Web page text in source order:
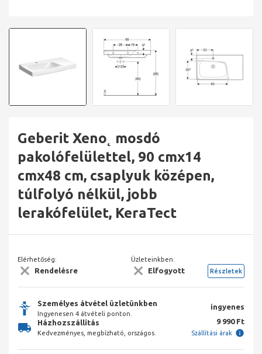
Geberit Xeno˛ mosdó
pakolófelülettel, 90 cmx14
cmx48 cm, csaplyuk középen,
túlfolyó nélkül, jobb
lerakófelület, KeraTect
Elérhetőség:
Rendelésre
Üzleteinkben:
Elfogyott Részletek
Személyes átvétel üzletünkben
Ingyenesen 4 átvételi ponton.
ingyenes
Házhozszállítás
Kedvezményes, megbízható, országos.
9 990 Ft
Szállítási árak